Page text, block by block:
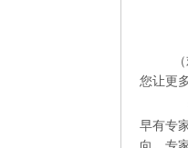
您让更
早有专